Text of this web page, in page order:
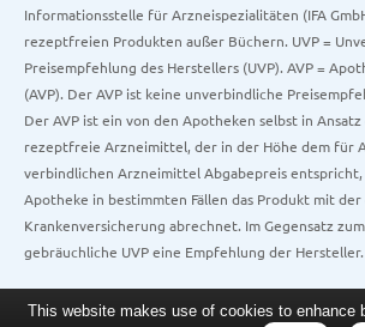
Informationsstelle für Arzneispezialitäten (IFA
rezeptfreien Produkten außer Büchern. UVP =
Preisempfehlung des Herstellers (UVP). AVP =
(AVP). Der AVP ist keine unverbindliche
Der AVP ist ein von den Apotheken selbst in
rezeptfreie Arzneimittel, der in der Höhe dem für
verbindlichen Arzneimittel Abgabepreis entspricht,
Apotheke in bestimmten Fällen das Produkt mit
Krankenversicherung abrechnet. Im Gegensatz
gebräuchliche UVP eine Empfehlung der Hersteller.
This website makes use of cookies to enhance